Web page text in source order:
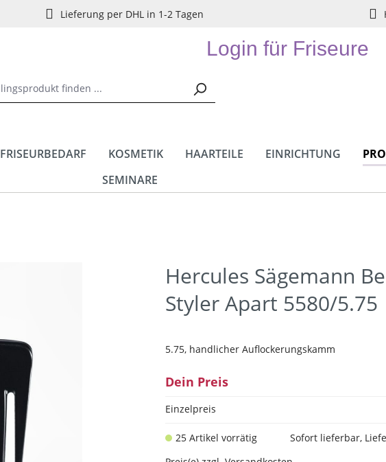
Lieferung per DHL in 1-2 Tagen
Login für Friseure
FRISEURBEDARF KOSMETIK HAARTEILE EINRICHTUNG
SEMINARE
Hercules Sägemann
Styler Apart 5580/5.75
5.75, handlicher Auflockerungskamm
Dein Preis
Einzelpreis
25 Artikel vorrätig
Sofort lieferbar,